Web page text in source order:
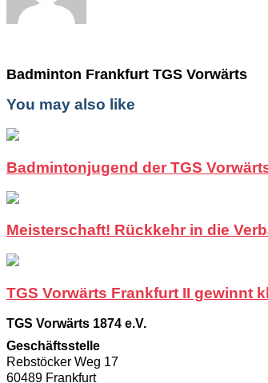
Badminton Frankfurt TGS Vorwärts
You may also like
Badmintonjugend der TGS
Meisterschaft! Rückkehr in die
TGS Vorwärts Frankfurt II gewinnt
TGS Vorwärts 1874 e.V.
Geschäftsstelle
Rebstöcker Weg 17
60489 Frankfurt